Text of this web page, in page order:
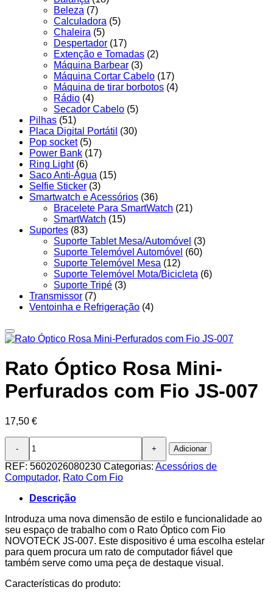
Beleza (7)
Calculadora (5)
Chaleira (5)
Despertador (17)
Extenção e Tomadas (2)
Máquina Barbear (3)
Máquina Cortar Cabelo (17)
Máquina de tirar borbotos (4)
Rádio (4)
Secador Cabelo (5)
Pilhas (51)
Placa Digital Portátil (30)
Pop socket (5)
Power Bank (17)
Ring Light (6)
Saco Anti-Água (15)
Selfie Sticker (3)
Smartwatch e Acessórios (36)
Bracelete Para SmartWatch (21)
SmartWatch (15)
Suportes (83)
Suporte Tablet Mesa/Automóvel (3)
Suporte Telemóvel Automóvel (60)
Suporte Telemóvel Mesa (12)
Suporte Telemóvel Mota/Bicicleta (6)
Suporte Tripé (3)
Transmissor (7)
Ventoinha e Refrigeração (4)
Rato Óptico Rosa Mini-
Perfurados com Fio JS-007
17,50 €
Quantidade
Rato
Óptico
Rosa
Mini-
com
Fio
JS-
007
Adicionar
REF: 5602026080230 Categorias: Acessórios de
Computador, Rato Com Fio
Descrição
Introduza uma nova dimensão de estilo e funcionalidade ao
seu espaço de trabalho com o Rato Óptico com Fio
NOVOTECK JS-007. Este dispositivo é uma escolha estelar
para quem procura um rato de computador fiável que
também serve como uma peça de destaque visual.
Características do produto: